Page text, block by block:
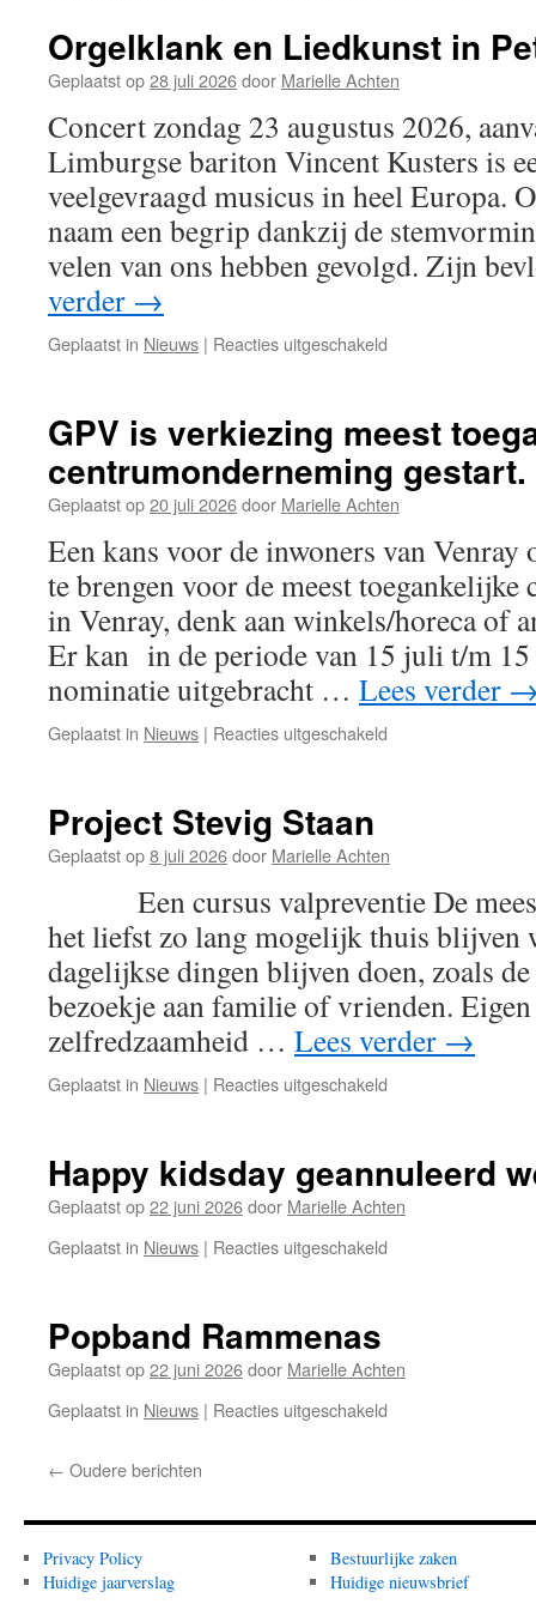
Orgelklank en Liedkunst in
Geplaatst op28 juli 2026door Marielle Achten
Concert zondag 23 augustus 2026,
Limburgse bariton Vincent Kusters is
veelgevraagd musicus in heel Europa.
naam een begrip dankzij de
velen van ons hebben gevolgd. Zijn
verder →
Geplaatst in Nieuws | Reacties uitgeschakeld
in
Petrus
Banden
kerk
GPV is verkiezing meest
centrumonderneming gestart.
Geplaatst op20 juli 2026door Marielle Achten
Een kans voor de inwoners van
te brengen voor de meest
in Venray, denk aan winkels/horeca of
Er kan in de periode van 15 juli t/m 15
nominatie uitgebracht … Lees verder
Geplaatst in Nieuws | Reacties uitgeschakeld
toegankelijke
gestart.
Project Stevig Staan
Geplaatst op8 juli 2026door Marielle Achten
Een cursus valpreventie De
het liefst zo lang mogelijk thuis blijven
dagelijkse dingen blijven doen, zoals
bezoekje aan familie of vrienden.
zelfredzaamheid … Lees verder →
Geplaatst in Nieuws | Reacties uitgeschakeld
Staan
Happy kidsday geannuleerd
Geplaatst op22 juni 2026door Marielle Achten
Geplaatst in Nieuws | Reacties uitgeschakeld
hitte
Popband Rammenas
Geplaatst op22 juni 2026door Marielle Achten
Geplaatst in Nieuws | Reacties uitgeschakeld
← Oudere berichten
Privacy Policy
Huidige jaarverslag
Bestuurlijke zaken
Huidige nieuwsbrief